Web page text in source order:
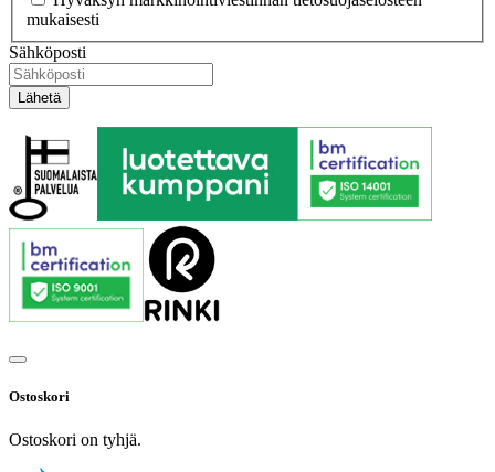
mukaisesti
Sähköposti
Ostoskori
Ostoskori on tyhjä.